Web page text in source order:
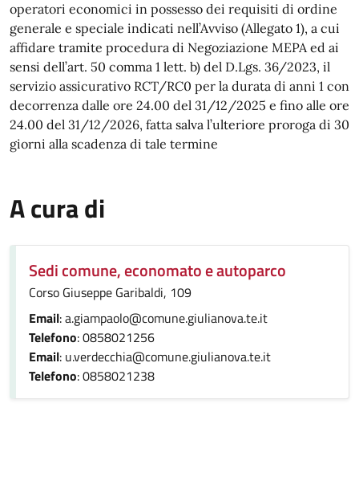
operatori economici in possesso dei requisiti di ordine
generale e speciale indicati nell’Avviso (Allegato 1), a cui
affidare tramite procedura di Negoziazione MEPA ed ai
sensi dell’art. 50 comma 1 lett. b) del D.Lgs. 36/2023, il
servizio assicurativo RCT/RC0 per la durata di anni 1 con
decorrenza dalle ore 24.00 del 31/12/2025 e fino alle ore
24.00 del 31/12/2026, fatta salva l’ulteriore proroga di 30
giorni alla scadenza di tale termine
A cura di
Sedi comune, economato e autoparco
Corso Giuseppe Garibaldi, 109
Email: a.giampaolo@comune.giulianova.te.it
Telefono: 0858021256
Email: u.verdecchia@comune.giulianova.te.it
Telefono: 0858021238